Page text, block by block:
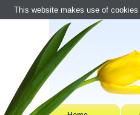
This website makes use of